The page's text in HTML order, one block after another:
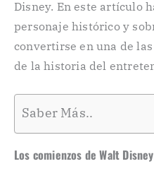
Disney. En este artículo
personaje histórico y
convertirse en una de
de la historia del
Saber Más..
Los comienzos de Walt Disney